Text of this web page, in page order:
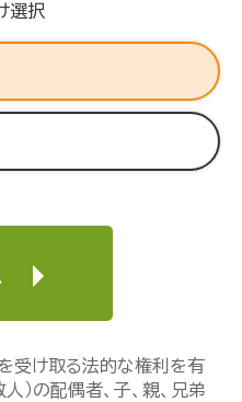
選択
受け取る法的な権利を有
）の配偶者、子、親、兄弟